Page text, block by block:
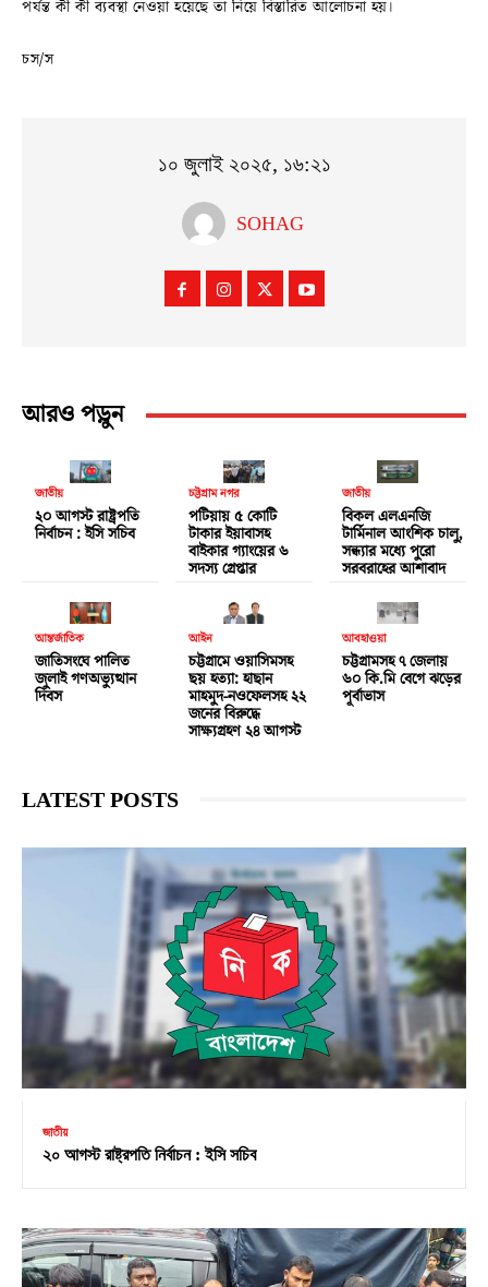
পর্যন্ত কী কী ব্যবস্থা নেওয়া হয়েছে তা নিয়ে বিস্তারিত আলোচনা হয়।
চস/স
১০ জুলাই ২০২৫, ১৬:২১
SOHAG
আরও পড়ুন
জাতীয়
২০ আগস্ট রাষ্ট্রপতি
নির্বাচন : ইসি সচিব
চট্টগ্রাম নগর
পটিয়ায় ৫ কোটি
টাকার ইয়াবাসহ
বাইকার গ্যাংয়ের ৬
সদস্য গ্রেপ্তার
জাতীয়
বিকল এলএনজি
টার্মিনাল আংশিক চালু,
সন্ধ্যার মধ্যে পুরো
সরবরাহের আশাবাদ
আন্তর্জাতিক
জাতিসংঘে পালিত
জুলাই গণঅভ্যুত্থান
দিবস
আইন
চট্টগ্রামে ওয়াসিমসহ
ছয় হত্যা: হাছান
মাহমুদ-নওফেলসহ ২২
জনের বিরুদ্ধে
সাক্ষ্যগ্রহণ ২৪ আগস্ট
আবহাওয়া
চট্টগ্রামসহ ৭ জেলায়
৬০ কি.মি বেগে ঝড়ের
পূর্বাভাস
LATEST POSTS
জাতীয়
২০ আগস্ট রাষ্ট্রপতি নির্বাচন : ইসি সচিব